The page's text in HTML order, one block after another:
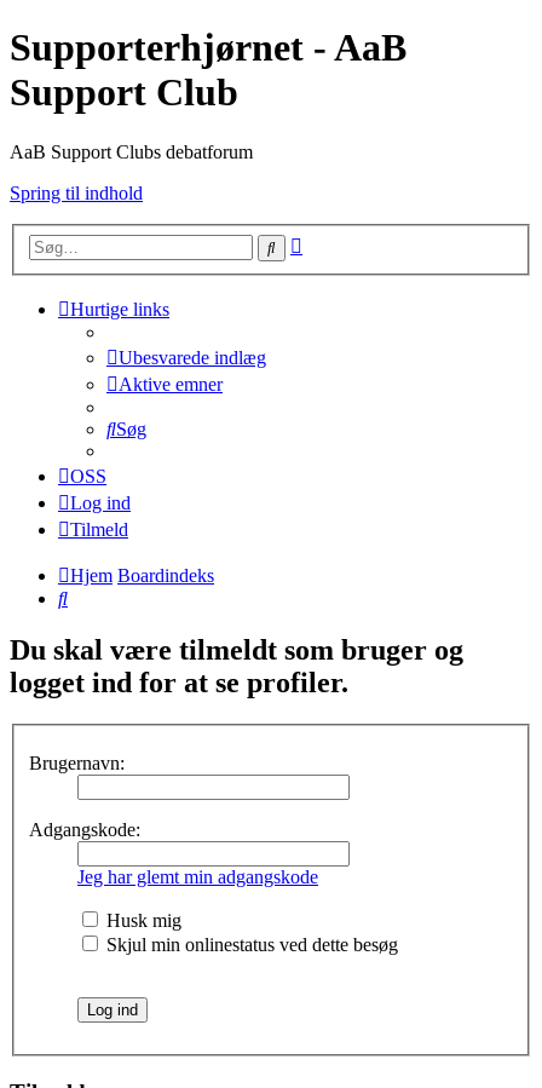
Supporterhjørnet - AaB
Support Club
AaB Support Clubs debatforum
Spring til indhold
Søg
Hurtige links
Ubesvarede indlæg
Aktive emner
Søg
OSS
Log ind
Tilmeld
Hjem Boardindeks
Søg
Du skal være tilmeldt som bruger og
logget ind for at se profiler.
Brugernavn:
Adgangskode:
Jeg har glemt min adgangskode
Husk mig
Skjul min onlinestatus ved dette besøg